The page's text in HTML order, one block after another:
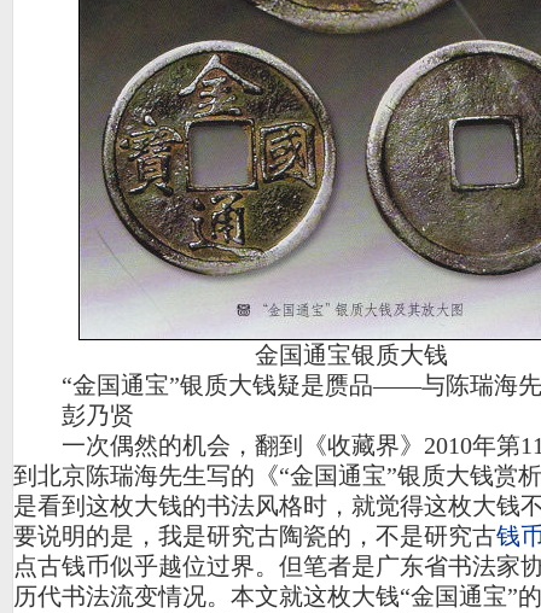
金国通宝银质大钱
“金国通宝”银质大钱疑是赝品——与陈瑞海
彭乃贤
一次偶然的机会，翻到《收藏界》2010年第
到北京陈瑞海先生写的《“金国通宝”银质大钱赏
是看到这枚大钱的书法风格时，就觉得这枚大钱
要说明的是，我是研究古陶瓷的，不是研究古钱
点古钱币似乎越位过界。但笔者是广东省书法家
历代书法流变情况。本文就这枚大钱“金国通宝”